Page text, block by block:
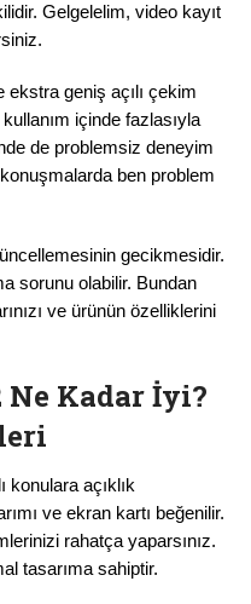
Gelgelelim, video kayıt
geniş açılı çekim
içinde fazlasıyla
de problemsiz deneyim
ben problem
gecikmesidir.
sorunu olabilir. Bundan
ve ürünün özelliklerini
Kadar İyi?
konulara açıklık
ve ekran kartı beğenilir.
rahatça yaparsınız.
tasarıma sahiptir.